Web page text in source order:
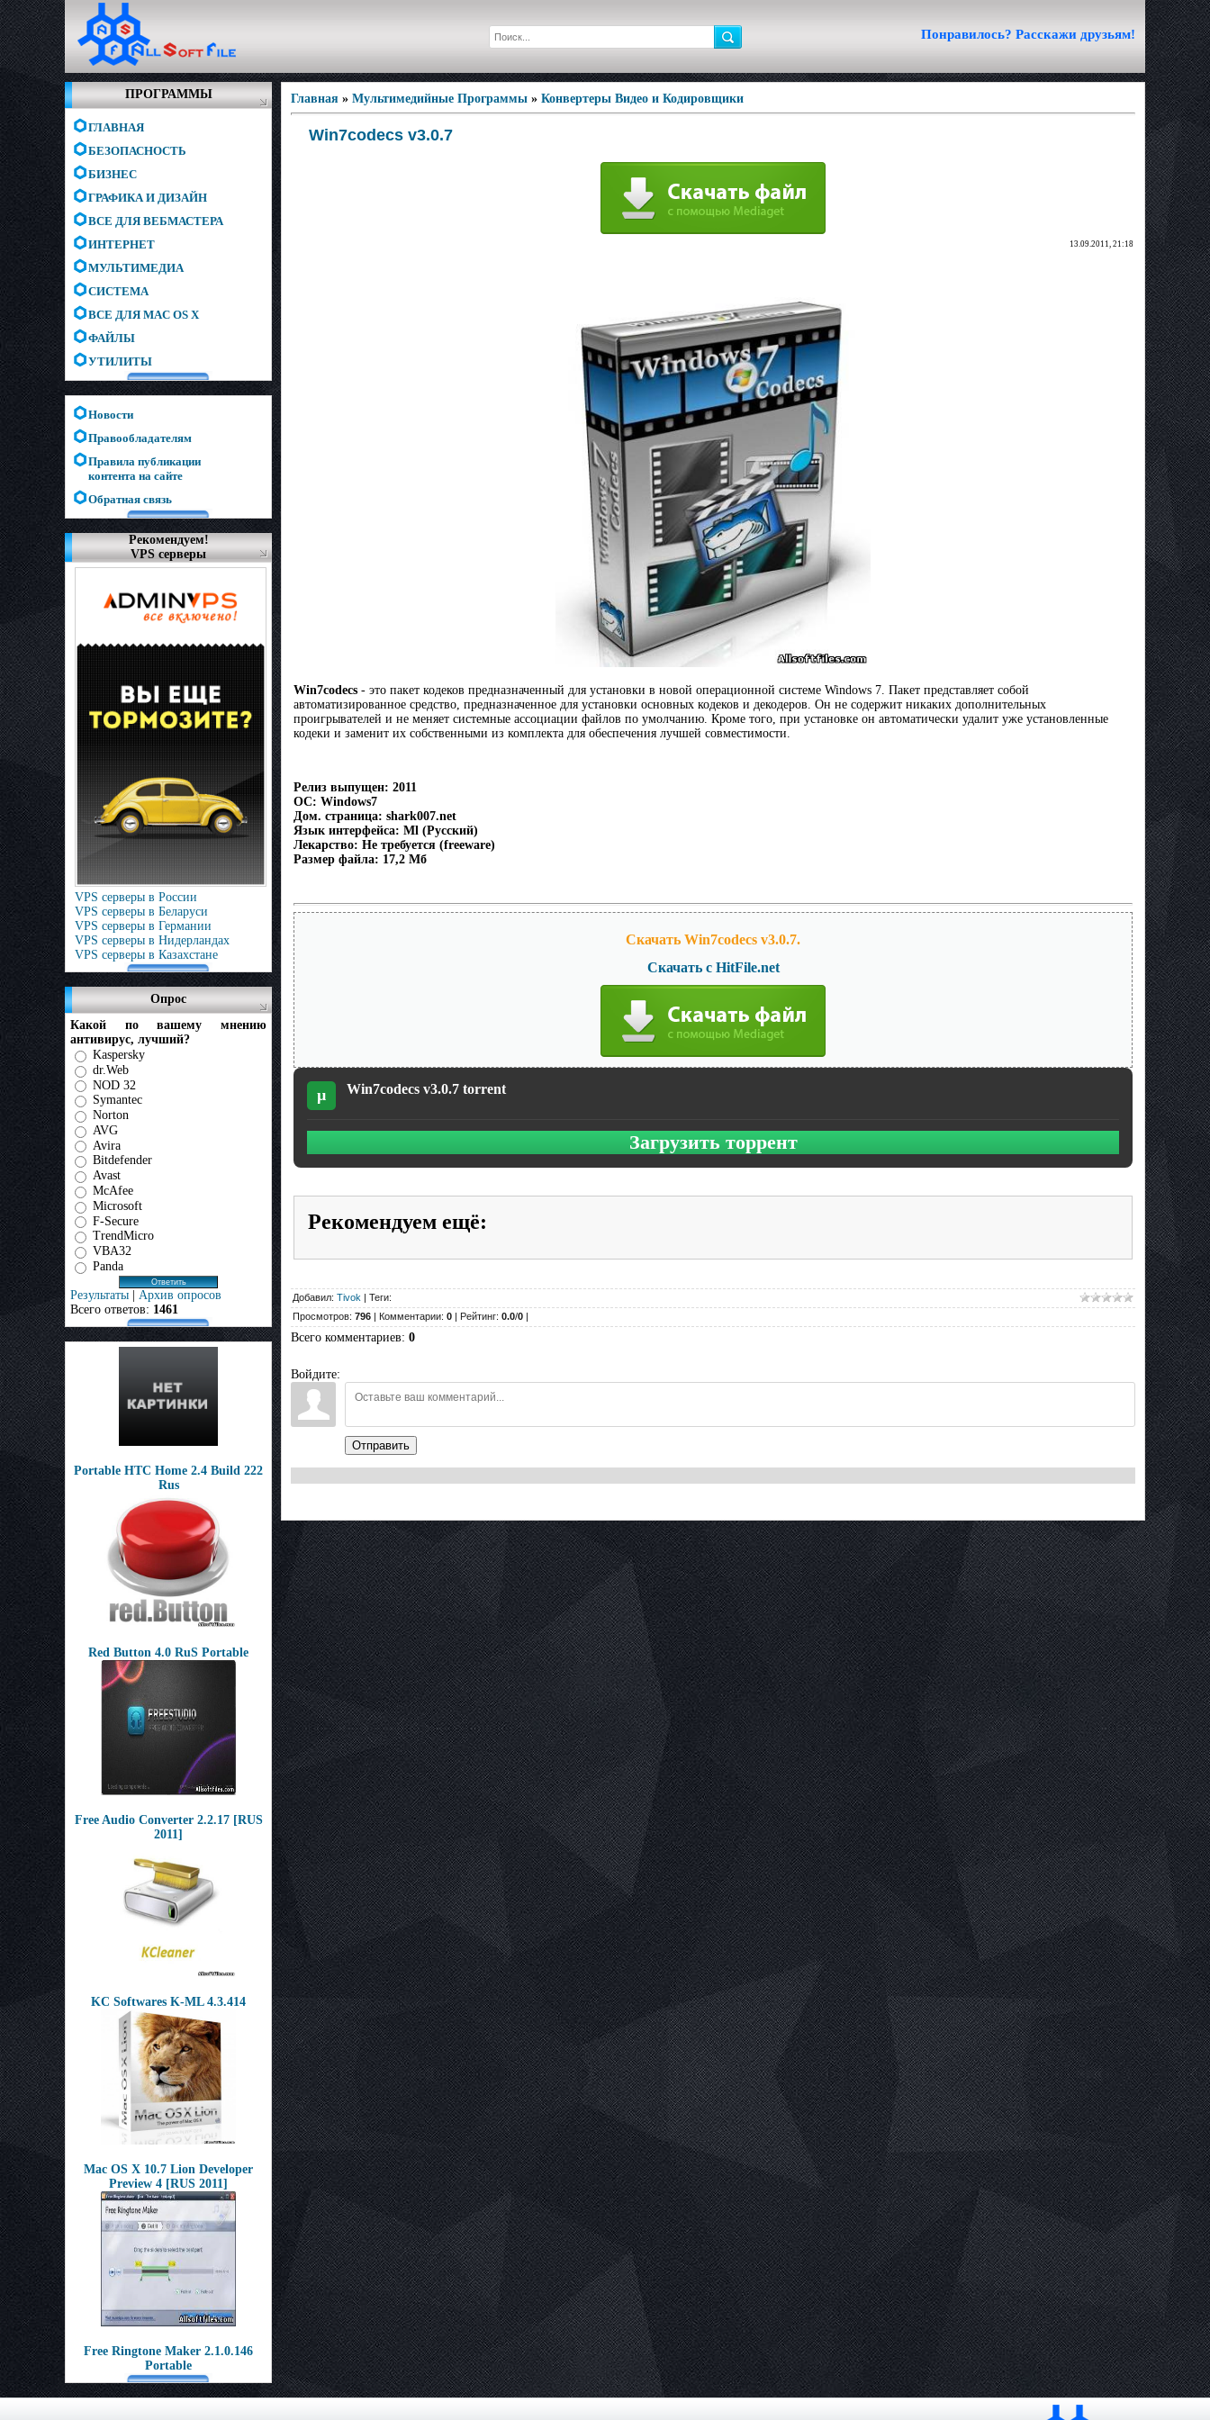
Понравилось? Расскажи друзьям!
ПРОГРАММЫ
ГЛАВНАЯ
БЕЗОПАСНОСТЬ
БИЗНЕС
ГРАФИКА И ДИЗАЙН
ВСЕ ДЛЯ ВЕБМАСТЕРА
ИНТЕРНЕТ
МУЛЬТИМЕДИА
СИСТЕМА
ВСЕ ДЛЯ MAC OS X
ФАЙЛЫ
УТИЛИТЫ
Новости
Правообладателям
Правила публикации
контента на сайте
Обратная связь
Рекомендуем!
VPS серверы
VPS серверы в России
VPS серверы в Беларуси
VPS серверы в Германии
VPS серверы в Нидерландах
VPS серверы в Казахстане
Опрос
Какой по вашему мнению
антивирус, лучший?
Kaspersky
dr.Web
NOD 32
Symantec
Norton
AVG
Avira
Bitdefender
Avast
McAfee
Microsoft
F-Secure
TrendMicro
VBA32
Panda
Результаты | Архив опросов
Всего ответов: 1461
Portable HTC Home 2.4 Build 222
Rus
Red Button 4.0 RuS Portable
Free Audio Converter 2.2.17 [RUS
2011]
KC Softwares K-ML 4.3.414
Mac OS X 10.7 Lion Developer
Preview 4 [RUS 2011]
Free Ringtone Maker 2.1.0.146
Portable
Главная » Мультимедийные Программы » Конвертеры Видео и Кодировщики
Win7codecs v3.0.7
13.09.2011, 21:18
Win7codecs - это пакет кодеков предназначенный для установки в новой операционной системе Windows 7. Пакет представляет собой
автоматизированное средство, предназначенное для установки основных кодеков и декодеров. Он не содержит никаких дополнительных
проигрывателей и не меняет системные ассоциации файлов по умолчанию. Кроме того, при установке он автоматически удалит уже установленные
кодеки и заменит их собственными из комплекта для обеспечения лучшей совместимости.
Релиз выпущен: 2011
ОС: Windows7
Дом. страница: shark007.net
Язык интерфейса: Ml (Русский)
Лекарство: Не требуется (freeware)
Размер файла: 17,2 Мб
Скачать Win7codecs v3.0.7.
Скачать с HitFile.net
µ Win7codecs v3.0.7 torrent
Загрузить торрент
Рекомендуем ещё:
Добавил: Tivok | Теги:
Просмотров: 796 | Комментарии: 0 | Рейтинг: 0.0/0 |
Всего комментариев: 0
Войдите:
Отправить